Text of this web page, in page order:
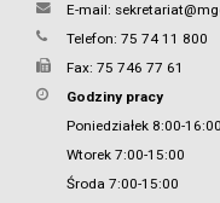
E-mail:
Telefon: 75 74 11 800
Fax: 75 746 77 61
Godziny pracy
Poniedziałek 8:00-16:00
Wtorek 7:00-15:00
Środa 7:00-15:00